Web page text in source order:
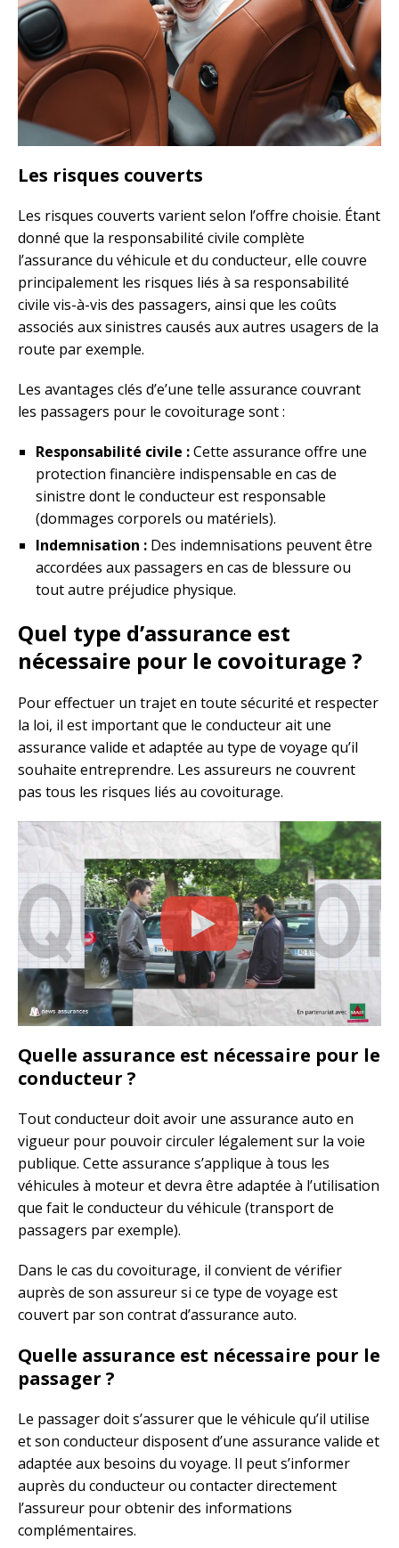
Les risques couverts
Les risques couverts varient selon l’offre choisie. Étant
donné que la responsabilité civile complète
l’assurance du véhicule et du conducteur, elle couvre
principalement les risques liés à sa responsabilité
civile vis-à-vis des passagers, ainsi que les coûts
associés aux sinistres causés aux autres usagers de la
route par exemple.
Les avantages clés d’e’une telle assurance couvrant
les passagers pour le covoiturage sont :
Responsabilité civile :Cette assurance offre une
protection financière indispensable en cas de
sinistre dont le conducteur est responsable
(dommages corporels ou matériels).
Indemnisation : Des indemnisations peuvent être
accordées aux passagers en cas de blessure ou
tout autre préjudice physique.
Quel type d’assurance est
nécessaire pour le covoiturage ?
Pour effectuer un trajet en toute sécurité et respecter
la loi, il est important que le conducteur ait une
assurance valide et adaptée au type de voyage qu’il
souhaite entreprendre. Les assureurs ne couvrent
pas tous les risques liés au covoiturage.
Quelle assurance est nécessaire pour le
conducteur ?
Tout conducteur doit avoir une assurance auto en
vigueur pour pouvoir circuler légalement sur la voie
publique. Cette assurance s’applique à tous les
véhicules à moteur et devra être adaptée à l’utilisation
que fait le conducteur du véhicule (transport de
passagers par exemple).
Dans le cas du covoiturage, il convient de vérifier
auprès de son assureur si ce type de voyage est
couvert par son contrat d’assurance auto.
Quelle assurance est nécessaire pour le
passager ?
Le passager doit s’assurer que le véhicule qu’il utilise
et son conducteur disposent d’une assurance valide et
adaptée aux besoins du voyage. Il peut s’informer
auprès du conducteur ou contacter directement
l’assureur pour obtenir des informations
complémentaires.